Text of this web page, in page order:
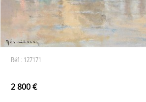
Réf : 127171
2 800 €